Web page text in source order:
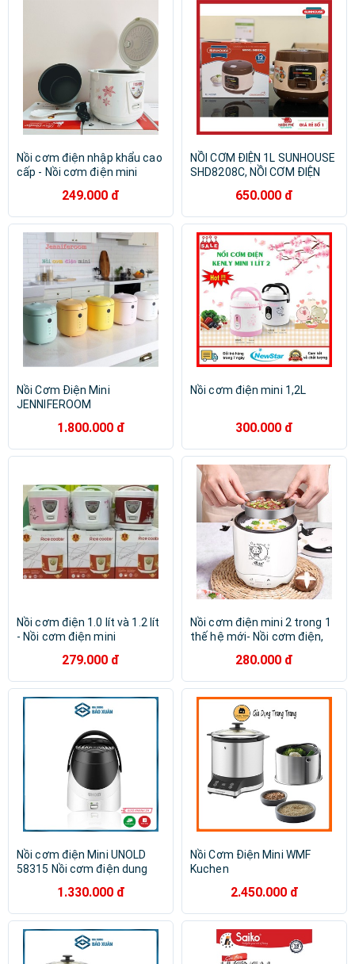
Nồi cơm điện nhập khẩu cao
cấp - Nồi cơm điện mini
249.000 đ
NỒI CƠM ĐIỆN 1L SUNHOUSE
SHD8208C, NỒI CƠM ĐIỆN
650.000 đ
Nồi Cơm Điện Mini
JENNIFEROOM
1.800.000 đ
Nồi cơm điện mini 1,2L
300.000 đ
Nồi cơm điện 1.0 lít và 1.2 lít
- Nồi cơm điện mini
279.000 đ
Nồi cơm điện mini 2 trong 1
thế hệ mới- Nồi cơm điện,
280.000 đ
Nồi cơm điện Mini UNOLD
58315 Nồi cơm điện dung
1.330.000 đ
Nồi Cơm Điện Mini WMF
Kuchen
2.450.000 đ